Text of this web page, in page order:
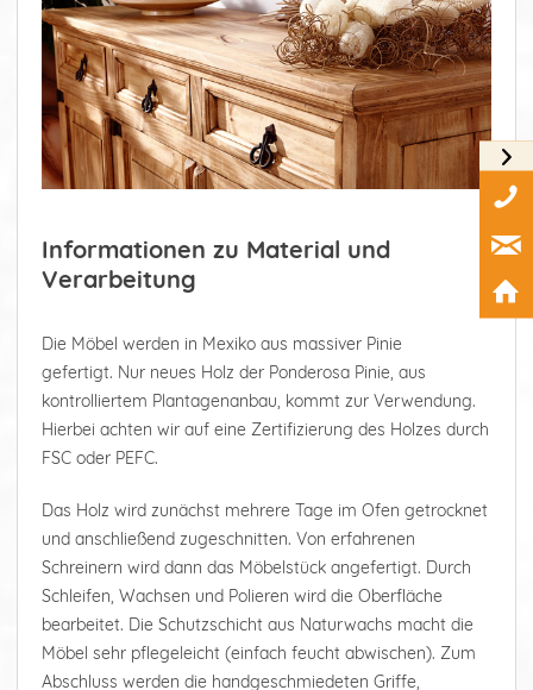
Informationen zu Material und
Verarbeitung
Die Möbel werden in Mexiko aus massiver Pinie
gefertigt. Nur neues Holz der Ponderosa Pinie, aus
kontrolliertem Plantagenanbau, kommt zur Verwendung.
Hierbei achten wir auf eine Zertifizierung des Holzes durch
FSC oder PEFC.
Das Holz wird zunächst mehrere Tage im Ofen getrocknet
und anschließend zugeschnitten. Von erfahrenen
Schreinern wird dann das Möbelstück angefertigt. Durch
Schleifen, Wachsen und Polieren wird die Oberfläche
bearbeitet. Die Schutzschicht aus Naturwachs macht die
Möbel sehr pflegeleicht (einfach feucht abwischen). Zum
Abschluss werden die handgeschmiedeten Griffe,